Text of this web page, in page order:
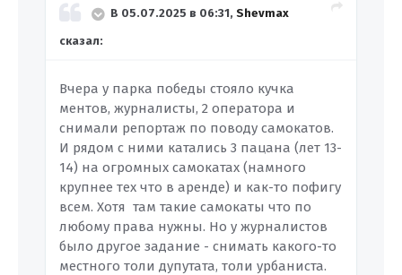
В 05.07.2025 в 06:31, Shevmax
сказал:
Вчера у парка победы стояло кучка
ментов, журналисты, 2 оператора и
снимали репортаж по поводу самокатов.
И рядом с ними катались 3 пацана (лет 13-
14) на огромных самокатах (намного
крупнее тех что в аренде) и как-то пофигу
всем. Хотя там такие самокаты что по
любому права нужны. Но у журналистов
было другое задание - снимать какого-то
местного толи дупутата, толи урбаниста.